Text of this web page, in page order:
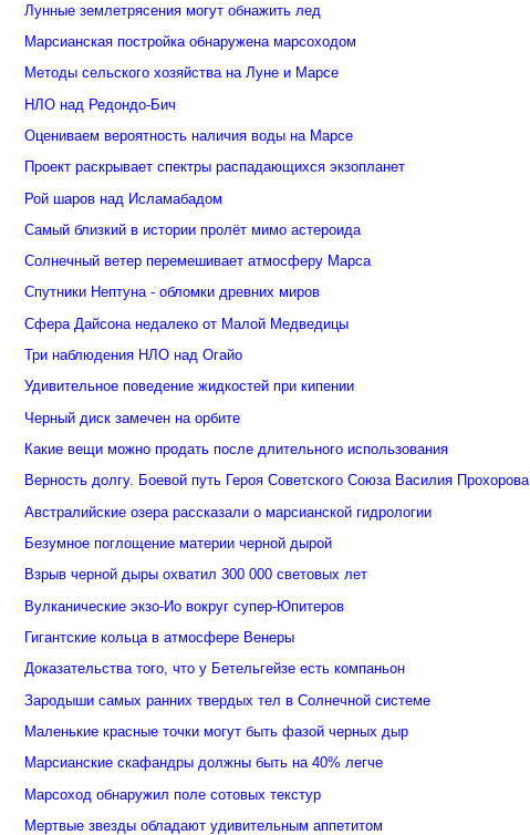
Лунные землетрясения могут обнажить лед
Марсианская постройка обнаружена марсоходом
Методы сельского хозяйства на Луне и Марсе
НЛО над Редондо-Бич
Оцениваем вероятность наличия воды на Марсе
Проект раскрывает спектры распадающихся экзопланет
Рой шаров над Исламабадом
Самый близкий в истории пролёт мимо астероида
Солнечный ветер перемешивает атмосферу Марса
Спутники Нептуна - обломки древних миров
Сфера Дайсона недалеко от Малой Медведицы
Три наблюдения НЛО над Огайо
Удивительное поведение жидкостей при кипении
Черный диск замечен на орбите
Какие вещи можно продать после длительного использования
Верность долгу. Боевой путь Героя Советского Союза Василия Прохорова
Австралийские озера рассказали о марсианской гидрологии
Безумное поглощение материи черной дырой
Взрыв черной дыры охватил 300 000 световых лет
Вулканические экзо-Ио вокруг супер-Юпитеров
Гигантские кольца в атмосфере Венеры
Доказательства того, что у Бетельгейзе есть компаньон
Зародыши самых ранних твердых тел в Солнечной системе
Маленькие красные точки могут быть фазой черных дыр
Марсианские скафандры должны быть на 40% легче
Марсоход обнаружил поле сотовых текстур
Мертвые звезды обладают удивительным аппетитом